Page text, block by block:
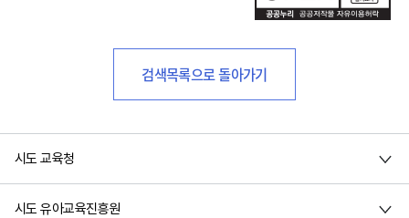
검색목록으로 돌아가기
시도 교육청
시도 유아교육진흥원